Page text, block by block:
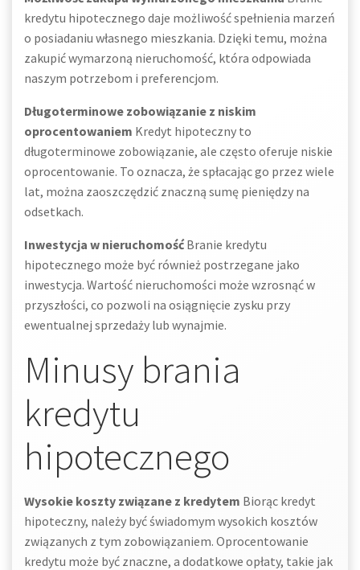
kredytu hipotecznego daje możliwość spełnienia marzeń
o posiadaniu własnego mieszkania. Dzięki temu, można
zakupić wymarzoną nieruchomość, która odpowiada
naszym potrzebom i preferencjom.
Długoterminowe zobowiązanie z niskim
oprocentowaniem Kredyt hipoteczny to
długoterminowe zobowiązanie, ale często oferuje niskie
oprocentowanie. To oznacza, że spłacając go przez wiele
lat, można zaoszczędzić znaczną sumę pieniędzy na
odsetkach.
Inwestycja w nieruchomośćBranie kredytu
hipotecznego może być również postrzegane jako
inwestycja. Wartość nieruchomości może wzrosnąć w
przyszłości, co pozwoli na osiągnięcie zysku przy
ewentualnej sprzedaży lub wynajmie.
Minusy brania
kredytu
hipotecznego
Wysokie koszty związane z kredytem Biorąc kredyt
hipoteczny, należy być świadomym wysokich kosztów
związanych z tym zobowiązaniem. Oprocentowanie
kredytu może być znaczne, a dodatkowe opłaty, takie jak